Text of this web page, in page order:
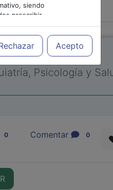
siendo
prescribir
el tratamiento más
Acepto
Psicología y
0 Comentar 0